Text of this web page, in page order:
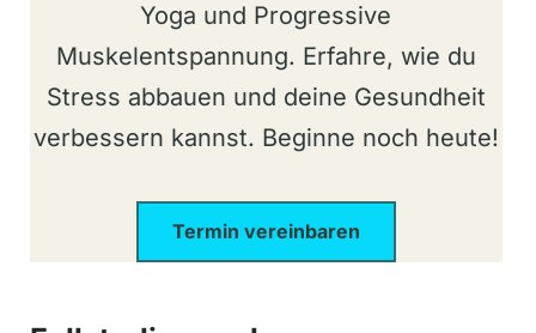
Yoga und Progressive
Muskelentspannung. Erfahre, wie du
Stress abbauen und deine Gesundheit
verbessern kannst. Beginne noch heute!
Termin vereinbaren